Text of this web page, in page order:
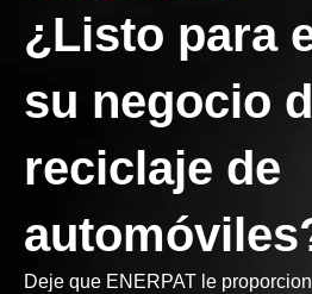
¿Listo para
su negocio
reciclaje de
Deje que ENERPAT le